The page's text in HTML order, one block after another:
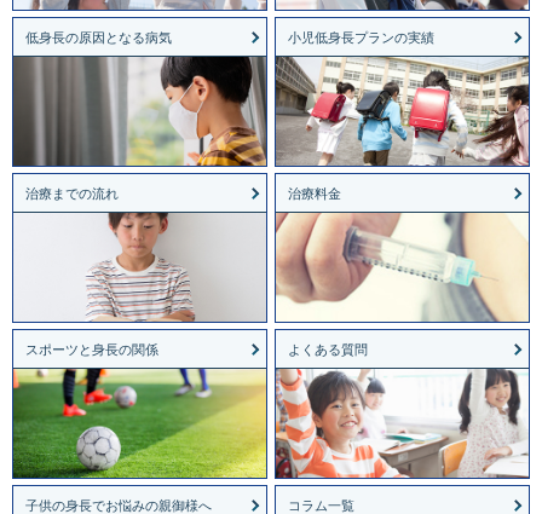
低身長の原因となる病気 小児低身長プランの実績
治療までの流れ 治療料金
スポーツと身長の関係 よくある質問
子供の身長でお悩みの親御様へ コラム一覧